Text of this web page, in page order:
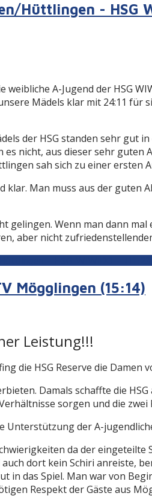
Hüttlingen - HSG
weibliche A-Jugend der HSG
Mädels klar mit 24:11 für
der HSG standen sehr
nicht, aus dieser sehr
sah sich zu einer ersten
klar. Man muss aus der
gelingen. Wenn man dann
aber nicht
Mögglingen (15:14)
Leistung!!!
die HSG Reserve die
Damals schaffte die
sorgen und die
Unterstützung der A-
da der
dort kein Schiri anreiste,
in das Spiel. Man war von
Respekt der Gäste aus